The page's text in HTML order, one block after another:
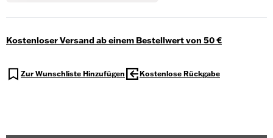
Kostenloser Versand ab einem Bestellwert von 50 €
Zur Wunschliste Hinzufügen Kostenlose Rückgabe